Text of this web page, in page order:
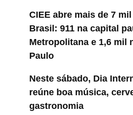
CIEE abre mais de 7
Brasil: 911 na capital
Metropolitana e 1,6 mil
Paulo
Neste sábado, Dia
reúne boa música,
gastronomia